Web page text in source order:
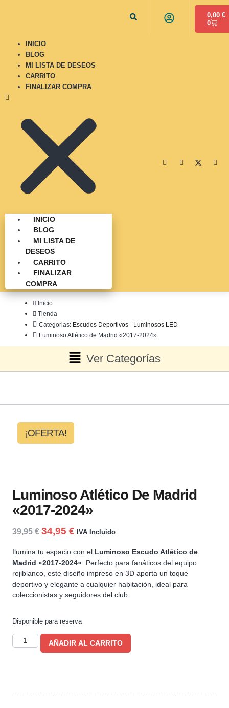
0,00 €
0
INICIO
BLOG
MI LISTA DE DESEOS
CARRITO
FINALIZAR COMPRA
INICIO
BLOG
MI LISTA DE
DESEOS
CARRITO
FINALIZAR
COMPRA
Inicio
Tienda
Categorias: Escudos Deportivos - Luminosos LED
Luminoso Atlético de Madrid «2017-2024»
Ver Categorías
¡OFERTA!
Luminoso Atlético De Madrid
«2017-2024»
39,95€ 34,95 € IVA Incluido
Ilumina tu espacio con el Luminoso Escudo Atlético de
Madrid «2017-2024». Perfecto para fanáticos del equipo
rojiblanco, este diseño impreso en 3D aporta un toque
deportivo y elegante a cualquier habitación, ideal para
coleccionistas y seguidores del club.
Disponible para reserva
AÑADIR AL CARRITO